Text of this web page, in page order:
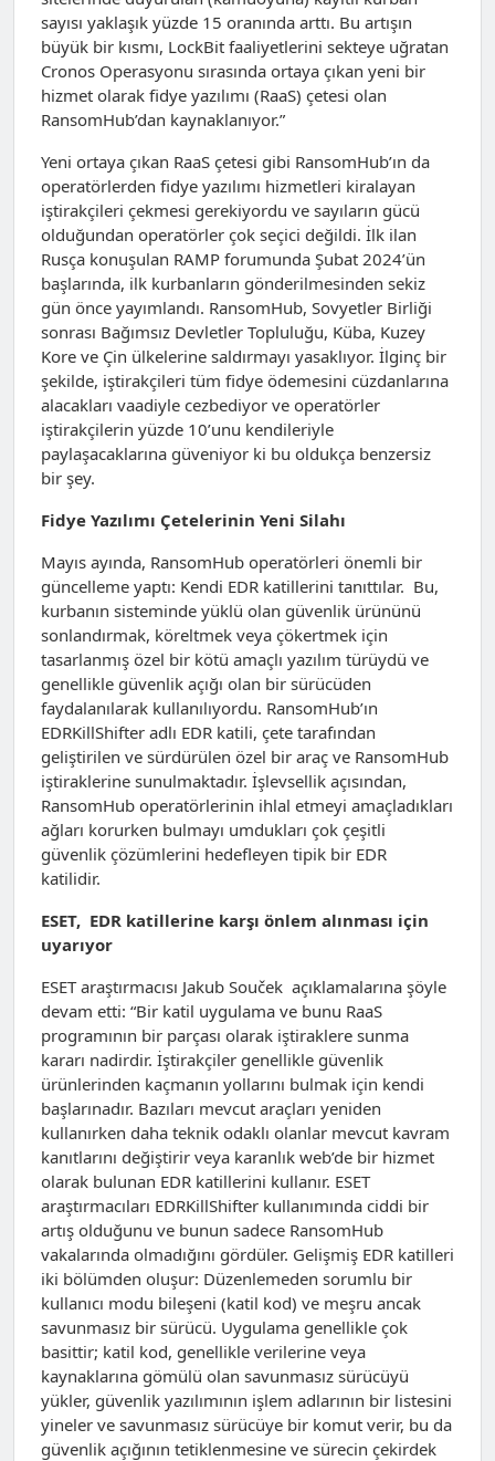
sayısı yaklaşık yüzde 15 oranında arttı. Bu artışın
büyük bir kısmı, LockBit faaliyetlerini sekteye uğratan
Cronos Operasyonu sırasında ortaya çıkan yeni bir
hizmet olarak fidye yazılımı (RaaS) çetesi olan
RansomHub’dan kaynaklanıyor.”
Yeni ortaya çıkan RaaS çetesi gibi RansomHub’ın da
operatörlerden fidye yazılımı hizmetleri kiralayan
iştirakçileri çekmesi gerekiyordu ve sayıların gücü
olduğundan operatörler çok seçici değildi. İlk ilan
Rusça konuşulan RAMP forumunda Şubat 2024’ün
başlarında, ilk kurbanların gönderilmesinden sekiz
gün önce yayımlandı. RansomHub, Sovyetler Birliği
sonrası Bağımsız Devletler Topluluğu, Küba, Kuzey
Kore ve Çin ülkelerine saldırmayı yasaklıyor. İlginç bir
şekilde, iştirakçileri tüm fidye ödemesini cüzdanlarına
alacakları vaadiyle cezbediyor ve operatörler
iştirakçilerin yüzde 10’unu kendileriyle
paylaşacaklarına güveniyor ki bu oldukça benzersiz
bir şey.
Fidye Yazılımı Çetelerinin Yeni Silahı
Mayıs ayında, RansomHub operatörleri önemli bir
güncelleme yaptı: Kendi EDR katillerini tanıttılar. Bu,
kurbanın sisteminde yüklü olan güvenlik ürününü
sonlandırmak, köreltmek veya çökertmek için
tasarlanmış özel bir kötü amaçlı yazılım türüydü ve
genellikle güvenlik açığı olan bir sürücüden
faydalanılarak kullanılıyordu. RansomHub’ın
EDRKillShifter adlı EDR katili, çete tarafından
geliştirilen ve sürdürülen özel bir araç ve RansomHub
iştiraklerine sunulmaktadır. İşlevsellik açısından,
RansomHub operatörlerinin ihlal etmeyi amaçladıkları
ağları korurken bulmayı umdukları çok çeşitli
güvenlik çözümlerini hedefleyen tipik bir EDR
katilidir.
ESET, EDR katillerine karşı önlem alınması için
uyarıyor
ESET araştırmacısı Jakub Souček açıklamalarına şöyle
devam etti: “Bir katil uygulama ve bunu RaaS
programının bir parçası olarak iştiraklere sunma
kararı nadirdir. İştirakçiler genellikle güvenlik
ürünlerinden kaçmanın yollarını bulmak için kendi
başlarınadır. Bazıları mevcut araçları yeniden
kullanırken daha teknik odaklı olanlar mevcut kavram
kanıtlarını değiştirir veya karanlık web’de bir hizmet
olarak bulunan EDR katillerini kullanır. ESET
araştırmacıları EDRKillShifter kullanımında ciddi bir
artış olduğunu ve bunun sadece RansomHub
vakalarında olmadığını gördüler. Gelişmiş EDR katilleri
iki bölümden oluşur: Düzenlemeden sorumlu bir
kullanıcı modu bileşeni (katil kod) ve meşru ancak
savunmasız bir sürücü. Uygulama genellikle çok
basittir; katil kod, genellikle verilerine veya
kaynaklarına gömülü olan savunmasız sürücüyü
yükler, güvenlik yazılımının işlem adlarının bir listesini
yineler ve savunmasız sürücüye bir komut verir, bu da
güvenlik açığının tetiklenmesine ve sürecin çekirdek